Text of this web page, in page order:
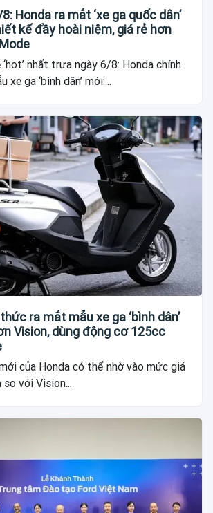
Honda ra mắt ‘xe ga quốc dân’
kế đầy hoài niệm, giá rẻ hơn
nhất trưa ngày 6/8: Honda chính
xe ga ‘bình dân’ mới:...
ra mắt mẫu xe ga ‘bình dân’
Vision, dùng động cơ 125cc
của Honda có thể nhờ vào mức giá
với Vision...